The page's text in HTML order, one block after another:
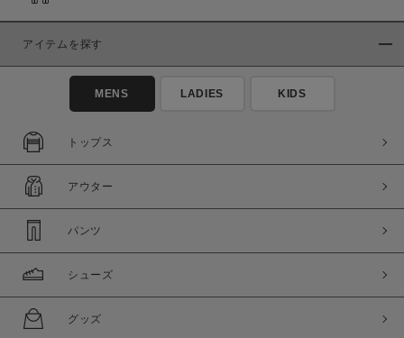
アイテムを探す
MENS LADIES KIDS
トップス
アウター
パンツ
シューズ
グッズ